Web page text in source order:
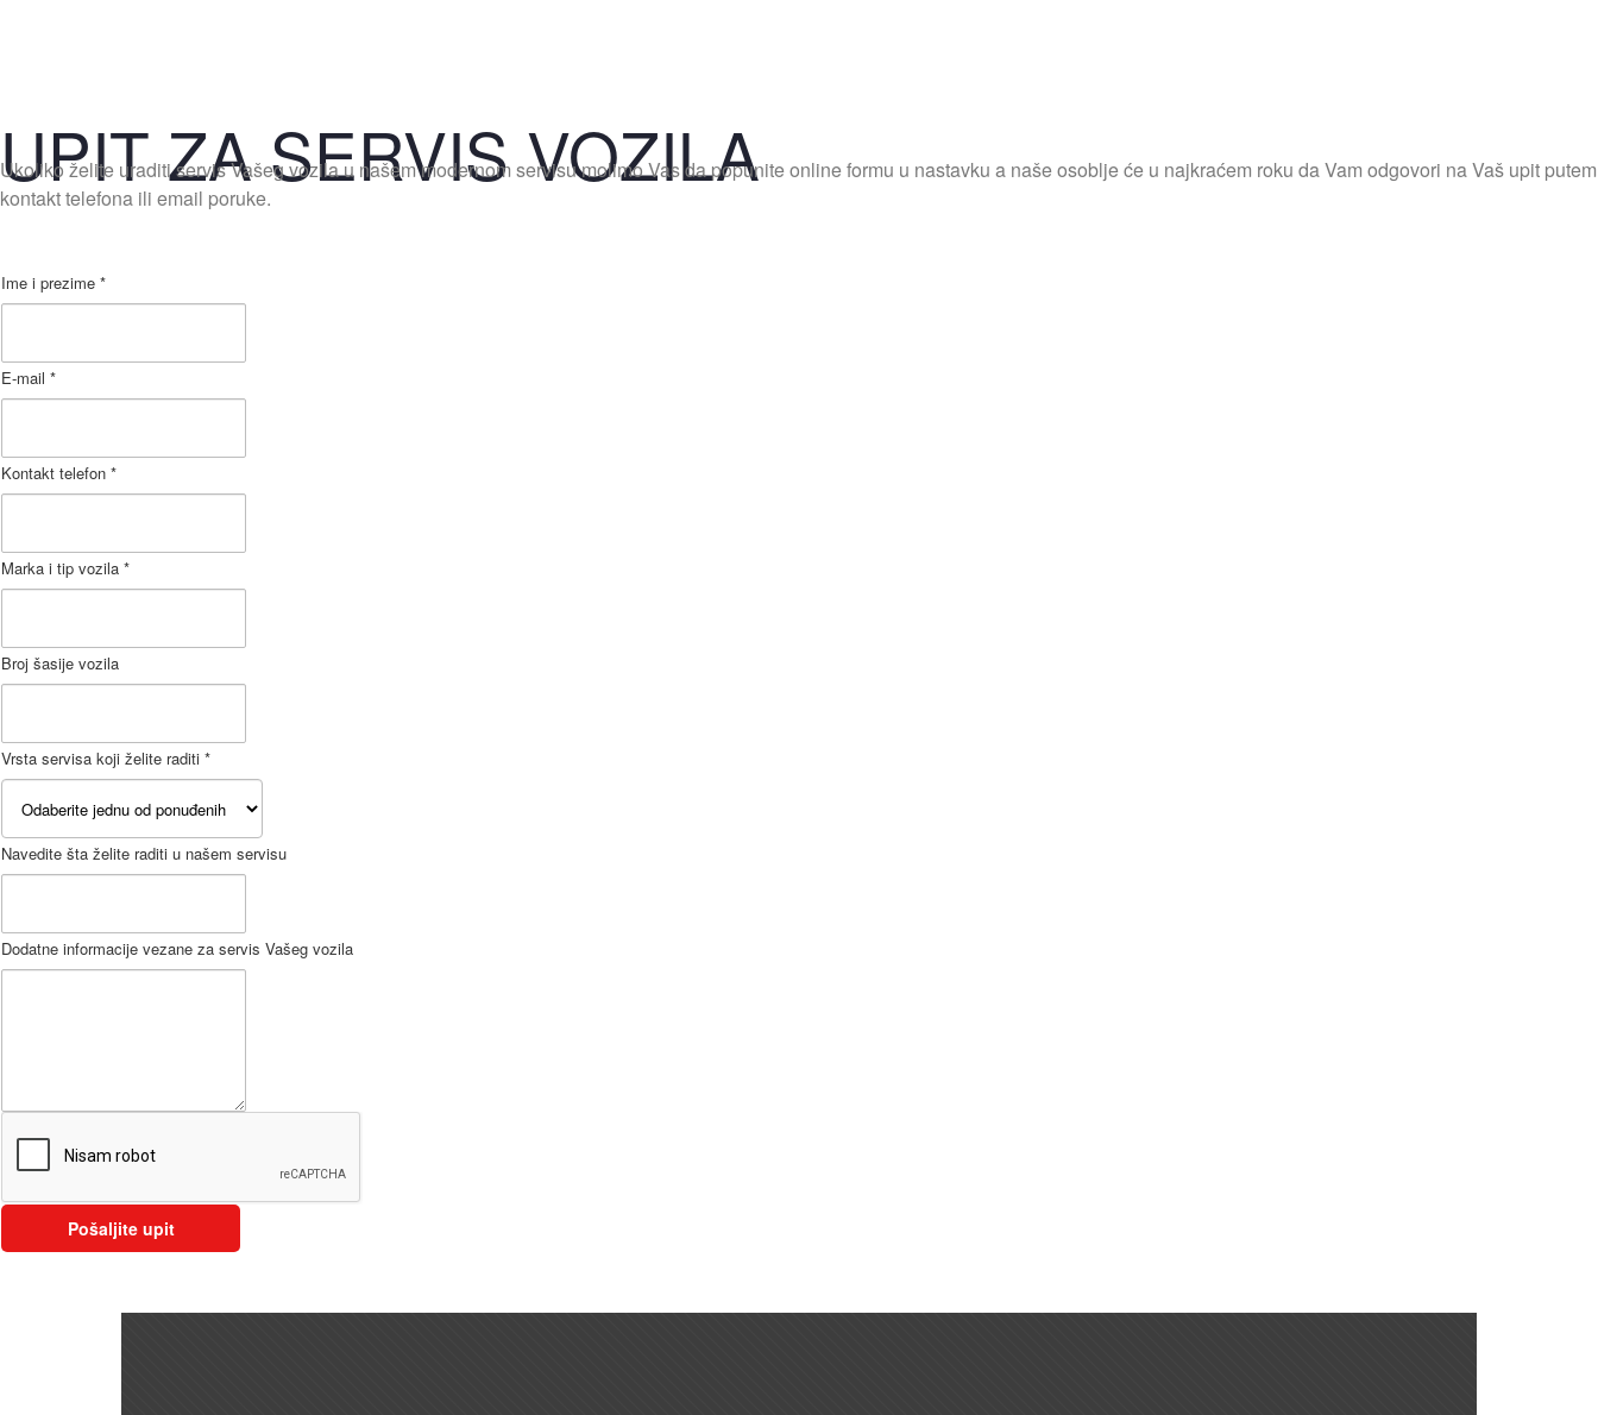
UPIT ZA SERVIS VOZILA
Ukoliko želite uraditi servis Vašeg vozila u našem modernom servisu molimo Vas da popunite online formu u nastavku a naše osoblje će u najkraćem roku da Vam odgovori na Vaš upit putem
kontakt telefona ili email poruke.
Ime i prezime *
E-mail *
Kontakt telefon *
Marka i tip vozila *
Broj šasije vozila
Vrsta servisa koji želite raditi *
Navedite šta želite raditi u našem servisu
Dodatne informacije vezane za servis Vašeg vozila